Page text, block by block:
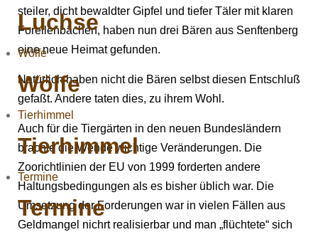
Luchse
Wölfe
Wölfe
Tierhimmel
Tierhimmel
Termine
Termine
steiler, dicht bewaldter Gipfel und tiefer Täler mit klaren
Forellenbächen, haben nun drei Bären aus Senftenberg
eine neue Heimat gefunden.
Natürlich haben nicht die Bären selbst diesen Entschluß
gefaßt. Andere taten dies, zu ihrem Wohl.
Auch für die Tiergärten in den neuen Bundesländern
brachte die Wende wichtige Veränderungen. Die
Zoorichtlinien der EU von 1999 forderten andere
Haltungsbedingungen als es bisher üblich war. Die
Umsetzung der Forderungen war in vielen Fällen aus
Geldmangel nichrt realisierbar und man „flüchtete“ sich